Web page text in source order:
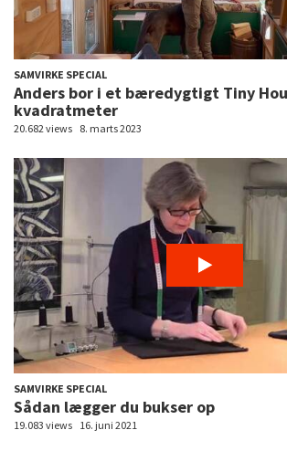
SAMVIRKE SPECIAL
Anders bor i et bæredygtigt Tiny
kvadratmeter
20.682 views 8. marts 2023
SAMVIRKE SPECIAL
Sådan lægger du bukser op
19.083 views 16. juni 2021